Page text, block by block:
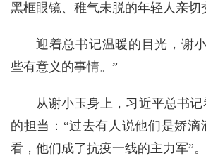
黑框眼镜、稚气未脱的年轻人亲切
迎着总书记温暖的目光，谢
些有意义的事情。”
从谢小玉身上，习近平总书
的担当：“过去有人说他们是娇滴
看，他们成了抗疫一线的主力军”。